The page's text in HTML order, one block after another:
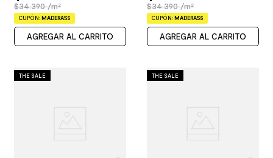
$34.390 /m²
CUPÓN:MADERAS5
AGREGAR AL CARRITO
$34.390 /m²
CUPÓN:MADERAS5
AGREGAR AL CARRITO
THE SALE THE SALE